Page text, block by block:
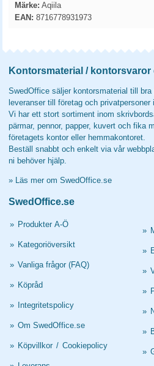
Märke: Aqiila
EAN: 8716778931973
Kontorsmaterial /
SwedOffice säljer kontorsmaterial till
leveranser till företag och privatpersoner
Vi har ett stort sortiment inom
pärmar, pennor, papper, kuvert och fika
företagets kontor eller hemmakontoret.
Beställ snabbt och enkelt via vår
ni behöver hjälp.
» Läs mer om SwedOffice.se
SwedOffice.se
» Produkter A-Ö
» Kategoriöversikt
» Vanliga frågor (FAQ)
» Köpråd
» Integritetspolicy
» Om SwedOffice.se
» Köpvillkor / Cookiepolicy
»
»
»
»
»
»
»